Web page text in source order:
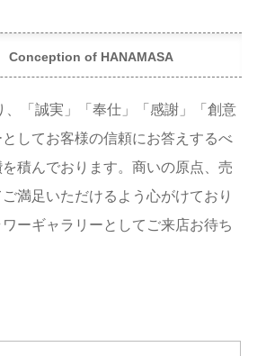
Conception of HANAMASA
、「誠実」「奉仕」「感謝」「創意
してお客様の信頼にお答えするべ
積んでおります。商いの原点、売
満足いただけるよう心がけており
ーギャラリーとしてご来店お待ち